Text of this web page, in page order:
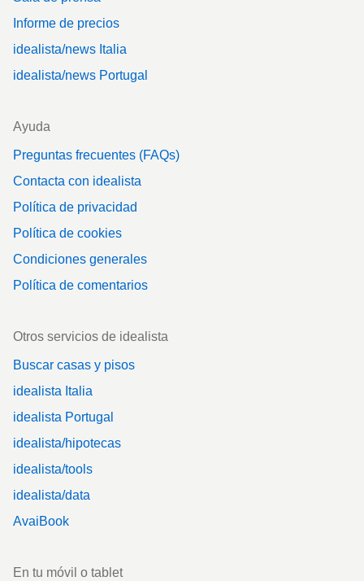
Informe de precios
idealista/news Italia
idealista/news Portugal
Ayuda
Preguntas frecuentes (FAQs)
Contacta con idealista
Política de privacidad
Política de cookies
Condiciones generales
Política de comentarios
Otros servicios de idealista
Buscar casas y pisos
idealista Italia
idealista Portugal
idealista/hipotecas
idealista/tools
idealista/data
AvaiBook
En tu móvil o tablet